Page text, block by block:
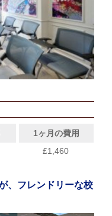
1ヶ月の費用
£1,460
、フレンドリーな校